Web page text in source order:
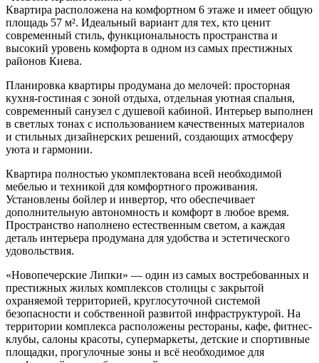
Квартира расположена на комфортном 6 этаже и имеет общую
площадь 57 м². Идеальный вариант для тех, кто ценит
современный стиль, функциональность пространства и
высокий уровень комфорта в одном из самых престижных
районов Киева.
Планировка квартиры продумана до мелочей: просторная
кухня-гостиная с зоной отдыха, отдельная уютная спальня,
современный санузел с душевой кабиной. Интерьер выполнен
в светлых тонах с использованием качественных материалов
и стильных дизайнерских решений, создающих атмосферу
уюта и гармонии.
Квартира полностью укомплектована всей необходимой
мебелью и техникой для комфортного проживания.
Установлены бойлер и инвертор, что обеспечивает
дополнительную автономность и комфорт в любое время.
Пространство наполнено естественным светом, а каждая
деталь интерьера продумана для удобства и эстетического
удовольствия.
«Новопечерские Липки» — один из самых востребованных и
престижных жилых комплексов столицы с закрытой
охраняемой территорией, круглосуточной системой
безопасности и собственной развитой инфраструктурой. На
территории комплекса расположены рестораны, кафе, фитнес-
клубы, салоны красоты, супермаркеты, детские и спортивные
площадки, прогулочные зоны и всё необходимое для